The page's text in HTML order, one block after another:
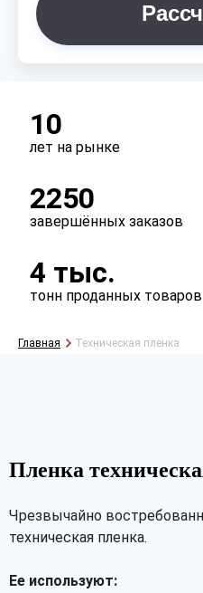
10
лет на рынке
2250
завершённых заказов
4 тыс.
тонн проданных товаров
Главная Техническая пленка
Пленка
Чрезвычайно
техническая пленка.
Ее используют: